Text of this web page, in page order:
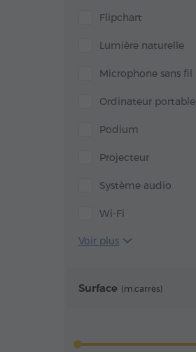
Flipchart
Lumière naturelle
Microphone sans fil
Ordinateur portable
Podium
Projecteur
Système audio
Wi-Fi
Voir plus
Surface (m.carrès)